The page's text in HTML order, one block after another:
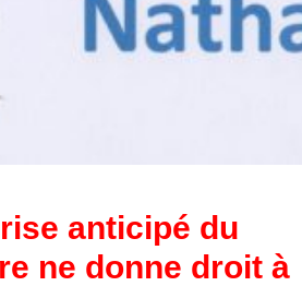
anticipé du
ne donne droit à